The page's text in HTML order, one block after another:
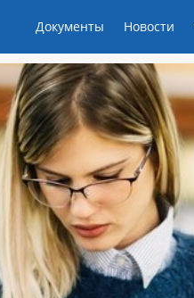
Документы Новости